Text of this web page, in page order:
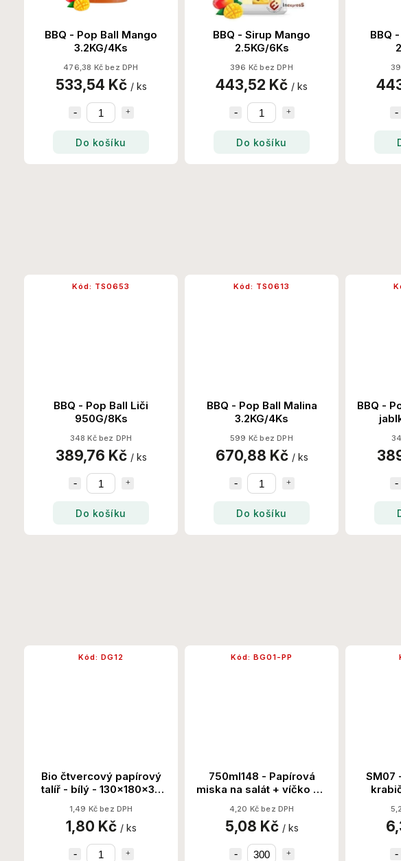
BBQ - Pop Ball Mango
3.2KG/4Ks
476,38 Kč bez DPH
533,54 Kč/ ks
Do košíku
BBQ - Sirup Mango
2.5KG/6Ks
396 Kč bez DPH
443,52 Kč/ ks
Do košíku
BBQ -
BBQ - Pop Ball Liči
950G/8Ks
348 Kč bez DPH
389,76 Kč / ks
Do košíku
Kód: TS0653
BBQ - Pop Ball Malina
3.2KG/4Ks
599 Kč bez DPH
670,88 Kč / ks
Do košíku
Kód: TS0613
BBQ -
Bio čtvercový papírový
talíř - bílý - 130x180x30
1000 Ks/Krt
1,49 Kč bez DPH
1,80 Kč / ks
Kód: DG12
750ml148 - Papírová
miska na salát + víčko PP
300 Set/Krt
4,20 Kč bez DPH
5,08 Kč / ks
Kód: BG01-PP
SM07